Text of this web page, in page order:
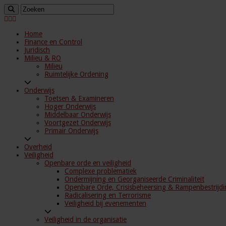
Home
Finance en Control
Juridisch
Milieu & RO
Milieu
Ruimtelijke Ordening
Onderwijs
Toetsen & Examineren
Hoger Onderwijs
Middelbaar Onderwijs
Voortgezet Onderwijs
Primair Onderwijs
Overheid
Veiligheid
Openbare orde en veiligheid
Complexe problematiek
Ondermijning en Georganiseerde Criminaliteit
Openbare Orde, Crisisbeheersing &
Radicalisering en Terrorisme
Veiligheid bij evenementen
Veiligheid in de organisatie